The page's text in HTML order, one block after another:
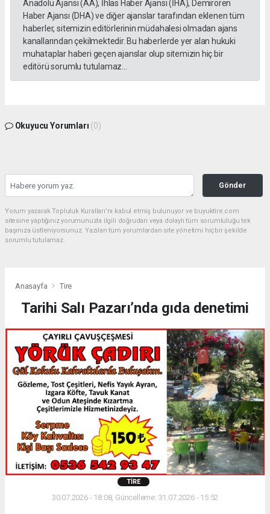
Anadolu Ajansı (AA), İhlas Haber Ajansı (İHA), Demirören
Haber Ajansı (DHA) ve diğer ajanslar tarafından eklenen tüm
haberler, sitemizin editörlerinin müdahalesi olmadan ajans
kanallarından çekilmektedir. Bu haberlerde yer alan hukuki
muhataplar haberi geçen ajanslar olup sitemizin hiç bir
editörü sorumlu tutulamaz...
Okuyucu Yorumları (0)
Gönder
Yorum yazarak Topluluk Kuralları’nı kabul etmiş bulunuyor ve buyuktire.com
sitesine yaptığınız yorumunuzla ilgili doğrudan veya dolaylı tüm sorumluluğu tek
başınıza üstleniyorsunuz. Yazılan tüm yorumlardan site yönetimi hiçbir şekilde
sorumlu tutulamaz.
Anasayfa Tire
Tarihi Salı Pazarı’nda gıda denetimi
TIRE
30.07.2026 - 18:08, Güncelleme: 31.07.2026 - 15:52